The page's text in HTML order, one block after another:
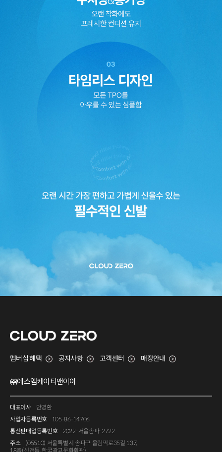
멤버십 혜택 공지사항 고객센터 매장안내
㈜에스엠케이티앤아이
대표이사
안영환
사업자등록번호
105-86-14706
통신판매업등록번호
2022-서울송파-2722
주소
(05510) 서울특별시 송파구 올림픽로35길 137,
18층(신천동, 한국광고문화회관)